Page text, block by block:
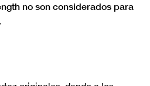
no son considerados para